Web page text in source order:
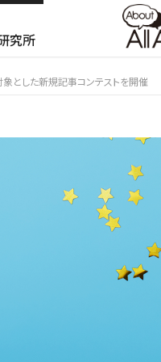
究所
とした新規記事コンテストを開催